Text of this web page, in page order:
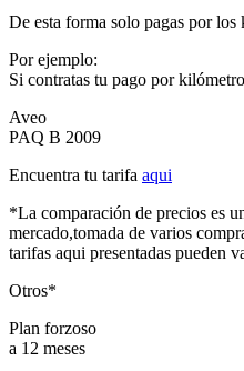
De esta forma solo pagas por los
Por ejemplo:
Si contratas tu pago por
Aveo
PAQ B 2009
Encuentra tu tarifa aqui
*La comparación de precios es
mercado,tomada de varios
tarifas aqui presentadas pueden
Otros*
Plan forzoso
a 12 meses